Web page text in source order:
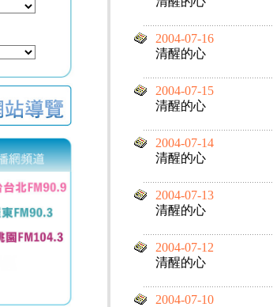
2004-07-16
清醒的心
2004-07-15
清醒的心
2004-07-14
清醒的心
2004-07-13
清醒的心
2004-07-12
清醒的心
2004-07-10